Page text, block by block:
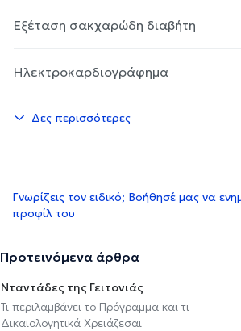
Εξέταση σακχαρώδη διαβήτη
Ηλεκτροκαρδιογράφημα
Δες περισσότερες
Γνωρίζεις τον ειδικό; Βοήθησέ μας να
προφίλ του
Προτεινόμενα άρθρα
Νταντάδες της Γειτονιάς
Τι περιλαμβάνει το Πρόγραμμα και τι
Δικαιολογητικά Χρειάζεσαι